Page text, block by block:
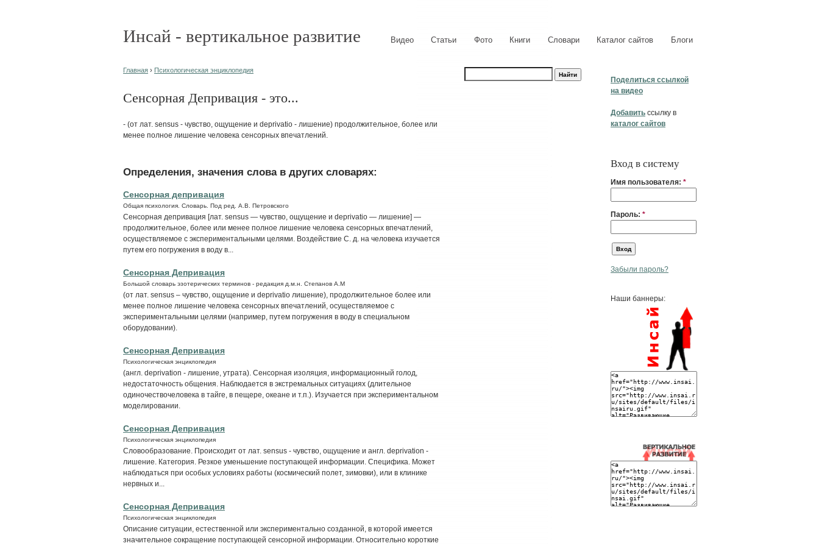
Инсай - вертикальное развитие Видео Статьи Фото Книги Словари Каталог сайтов Блоги
Поделиться ссылкой
на видео
Добавить ссылку в
каталог сайтов
Вход в систему
Имя пользователя: *
Пароль: *
Забыли пароль?
Наши баннеры:
Главная › Психологическая энциклопедия
Сенсорная Депривация - это...
- (от лат. sensus - чувство, ощущение и deprivatio - лишение) продолжительное, более или
менее полное лишение человека сенсорных впечатлений.
Определения, значения слова в других словарях:
Сенсорная депривация
Общая психология. Словарь. Под ред. А.В. Петровского
Сенсорная депривация [лат. sensus — чувство, ощущение и deprivatio — лишение] —
продолжительное, более или менее полное лишение человека сенсорных впечатлений,
осуществляемое с экспериментальными целями. Воздействие С. д. на человека изучается
путем его погружения в воду в...
Сенсорная Депривация
Большой словарь эзотерических терминов - редакция д.м.н. Степанов А.М
(от лат. sensus – чувство, ощущение и deprivatio лишение), продолжительное более или
менее полное лишение человека сенсорных впечатлений, осуществляемое с
экспериментальными целями (например, путем погружения в воду в специальном
оборудовании).
Сенсорная Депривация
Психологическая энциклопедия
(англ. deprivation - лишение, утрата). Сенсорная изоляция, информационный голод,
недостаточность общения. Наблюдается в экстремальных ситуациях (длительное
одиночествочеловека в тайге, в пещере, океане и т.п.). Изучается при экспериментальном
моделировании.
Сенсорная Депривация
Психологическая энциклопедия
Словообразование. Происходит от лат. sensus - чувство, ощущение и англ. deprivation -
лишение. Категория. Резкое уменьшение поступающей информации. Специфика. Может
наблюдаться при особых условиях работы (космический полет, зимовки), или в клинике
нервных и...
Сенсорная Депривация
Психологическая энциклопедия
Описание ситуации, естественной или экспериментально созданной, в которой имеется
значительное сокращение поступающей сенсорной информации. Относительно короткие